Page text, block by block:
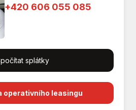
(PEBS)
přední
zadní
+420 606 055 085
splátky
operativního leasingu